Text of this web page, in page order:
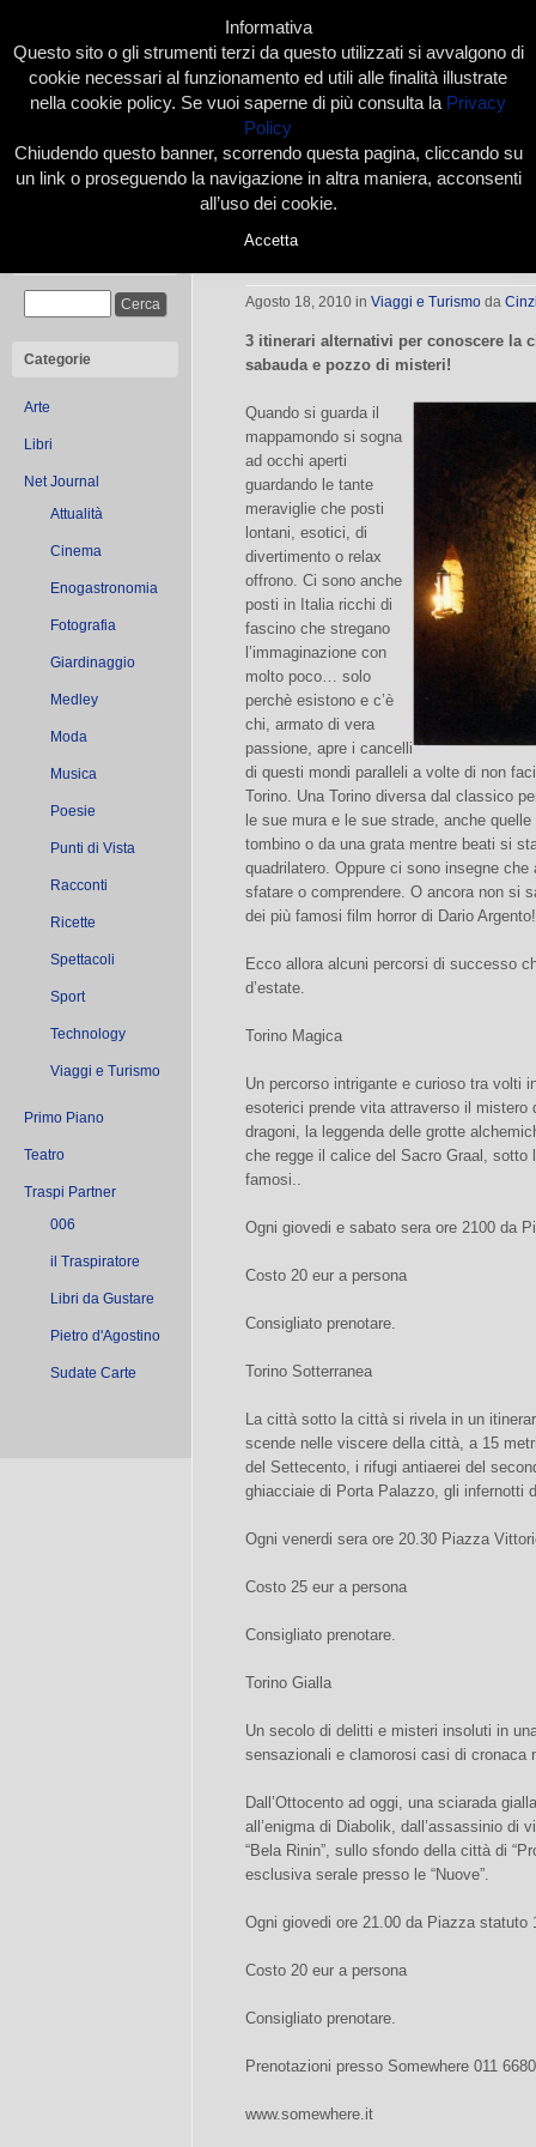
Home Presentazione Redazione Le nostre firme
Categorie
Arte
Libri
Net Journal
Attualità
Cinema
Enogastronomia
Fotografia
Giardinaggio
Medley
Moda
Musica
Poesie
Punti di Vista
Racconti
Ricette
Spettacoli
Sport
Technology
Viaggi e Turismo
Primo Piano
Teatro
Traspi Partner
006
il Traspiratore
Libri da Gustare
Pietro d'Agostino
Sudate Carte
Torino da scoprire
Agosto 18, 2010 in Viaggi e Turismo da
3 itinerari alternativi per conoscere la
sabauda e pozzo di misteri!
Quando si guarda il
mappamondo si sogna
ad occhi aperti
guardando le tante
meraviglie che posti
lontani, esotici, di
divertimento o relax
offrono. Ci sono anche
posti in Italia ricchi di
fascino che stregano
l’immaginazione con
molto poco… solo
perchè esistono e c’è
chi, armato di vera
passione, apre i cancelli
di questi mondi paralleli a volte di non
Torino. Una Torino diversa dal classico
le sue mura e le sue strade, anche
tombino o da una grata mentre beati si
quadrilatero. Oppure ci sono insegne
sfatare o comprendere. O ancora non si
dei più famosi film horror di Dario Argento!
Ecco allora alcuni percorsi di successo
d’estate.
Torino Magica
Un percorso intrigante e curioso tra volti
esoterici prende vita attraverso il mistero
dragoni, la leggenda delle grotte
che regge il calice del Sacro Graal, sotto
famosi..
Ogni giovedi e sabato sera ore 2100 da
Costo 20 eur a persona
Consigliato prenotare.
Torino Sotterranea
La città sotto la città si rivela in un
scende nelle viscere della città, a 15
del Settecento, i rifugi antiaerei del
ghiacciaie di Porta Palazzo, gli infernotti
Ogni venerdi sera ore 20.30 Piazza
Costo 25 eur a persona
Consigliato prenotare.
Torino Gialla
Un secolo di delitti e misteri insoluti in
sensazionali e clamorosi casi di cronaca
Dall’Ottocento ad oggi, una sciarada
all’enigma di Diabolik, dall’assassinio di
“Bela Rinin”, sullo sfondo della città di
esclusiva serale presso le “Nuove”.
Ogni giovedi ore 21.00 da Piazza statuto
Costo 20 eur a persona
Consigliato prenotare.
Prenotazioni presso Somewhere 011
www.somewhere.it
Informativa
Questo sito o gli strumenti terzi da questo utilizzati si avvalgono di
cookie necessari al funzionamento ed utili alle finalità illustrate
nella cookie policy. Se vuoi saperne di più consulta la Privacy
Policy
Chiudendo questo banner, scorrendo questa pagina, cliccando su
un link o proseguendo la navigazione in altra maniera, acconsenti
all’uso dei cookie.
Accetta